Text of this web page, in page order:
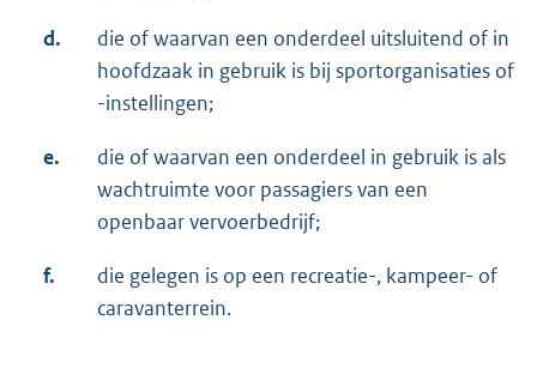
d.
die of waarvan een onderdeel uitsluitend of in
hoofdzaak in gebruik is bij sportorganisaties of
-instellingen;
e.
die of waarvan een onderdeel in gebruik is als
wachtruimte voor passagiers van een
openbaar vervoerbedrijf;
f.
die gelegen is op een recreatie-, kampeer- of
caravanterrein.